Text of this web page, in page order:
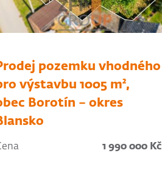
pozemku vhodného
výstavbu 1005 m²,
Borotín – okres
1 990 000 Kč